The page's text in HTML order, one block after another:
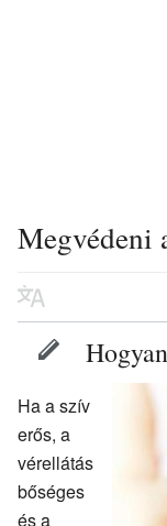
Megvédeni
Ha a szív
erős, a
vérellátás
bőséges
és a